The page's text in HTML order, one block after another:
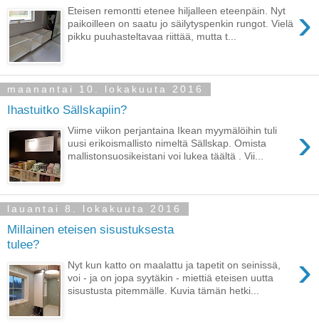
›
Eteisen remontti etenee hiljalleen eteenpäin. Nyt
paikoilleen on saatu jo säilytyspenkin rungot. Vielä
pikku puuhasteltavaa riittää, mutta t...
maanantai 10. lokakuuta 2016
Ihastuitko Sällskapiin?
›
Viime viikon perjantaina Ikean myymälöihin tuli
uusi erikoismallisto nimeltä Sällskap. Omista
mallistonsuosikeistani voi lukea täältä . Vii...
lauantai 8. lokakuuta 2016
Millainen eteisen sisustuksesta
tulee?
›
Nyt kun katto on maalattu ja tapetit on seinissä,
voi - ja on jopa syytäkin - miettiä eteisen uutta
sisustusta pitemmälle. Kuvia tämän hetki...